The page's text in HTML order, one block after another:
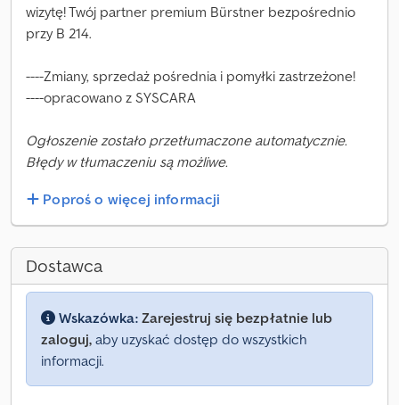
wizytę! Twój partner premium Bürstner bezpośrednio
przy B 214.
----Zmiany, sprzedaż pośrednia i pomyłki zastrzeżone!
----opracowano z SYSCARA
Ogłoszenie zostało przetłumaczone automatycznie.
Błędy w tłumaczeniu są możliwe.
Poproś o więcej informacji
Dostawca
Wskazówka: Zarejestruj się bezpłatnie lub
zaloguj, aby uzyskać dostęp do wszystkich
informacji.